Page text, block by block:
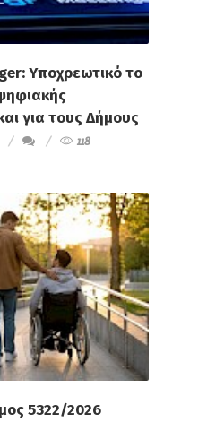
Υποχρεωτικό το
για τους Δήμους
118
5322/2026